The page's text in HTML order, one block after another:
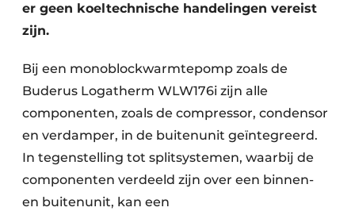
er geen koeltechnische handelingen vereist
zijn.
Bij een monoblockwarmtepomp zoals de
Buderus Logatherm WLW176i zijn alle
componenten, zoals de compressor, condensor
en verdamper, in de buitenunit geïntegreerd.
In tegenstelling tot splitsystemen, waarbij de
componenten verdeeld zijn over een binnen-
en buitenunit, kan een